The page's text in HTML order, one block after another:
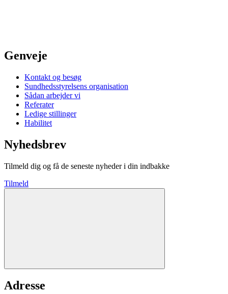
Genveje
Kontakt og besøg
Sundhedsstyrelsens organisation
Sådan arbejder vi
Referater
Ledige stillinger
Habilitet
Nyhedsbrev
Tilmeld dig og få de seneste nyheder i din indbakke
Tilmeld
Adresse